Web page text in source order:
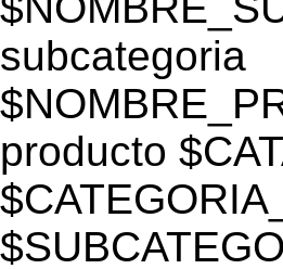
subcategoria
producto